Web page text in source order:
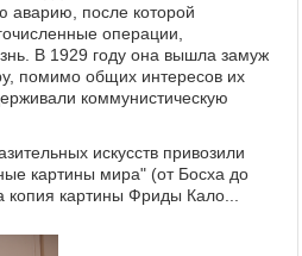
аварию, после которой
операции,
В 1929 году она вышла замуж
помимо общих интересов их
коммунистическую
искусств привозили
картины мира" (от Босха до
картины Фриды Кало...